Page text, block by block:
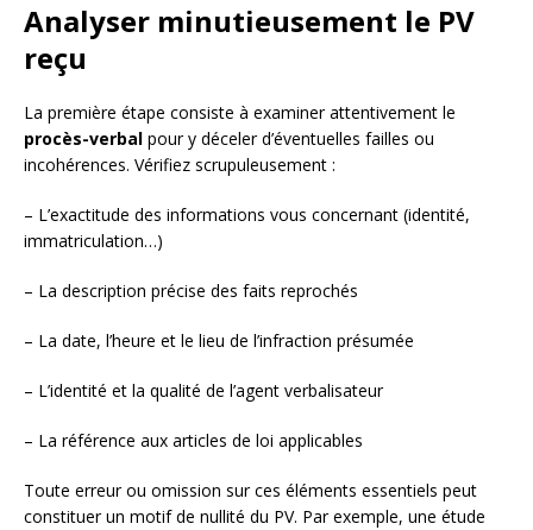
Analyser minutieusement le PV
reçu
La première étape consiste à examiner attentivement le
procès-verbal pour y déceler d’éventuelles failles ou
incohérences. Vérifiez scrupuleusement :
– L’exactitude des informations vous concernant (identité,
immatriculation…)
– La description précise des faits reprochés
– La date, l’heure et le lieu de l’infraction présumée
– L’identité et la qualité de l’agent verbalisateur
– La référence aux articles de loi applicables
Toute erreur ou omission sur ces éléments essentiels peut
constituer un motif de nullité du PV. Par exemple, une étude